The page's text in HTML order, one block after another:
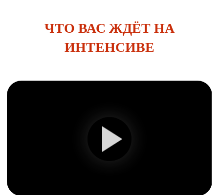
ЧТО ВАС ЖДЁТ НА
ИНТЕНСИВЕ